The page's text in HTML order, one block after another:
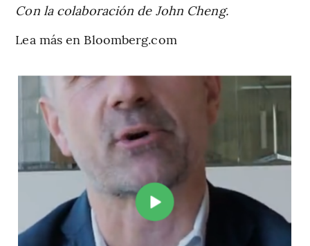
Con la colaboración de John Cheng.
Lea más en Bloomberg.com